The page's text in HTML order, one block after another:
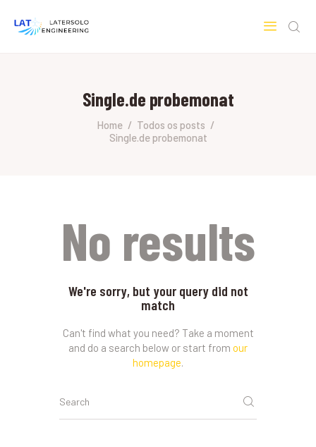
Single.de probemonat
Home
Todos os posts
Single.de probemonat
HOME
SOBRE A LATERSOLO
ENGINEERING
No results
We're sorry, but your query did not
match
Can't find what you need? Take a moment
and do a search below or start from our
homepage.